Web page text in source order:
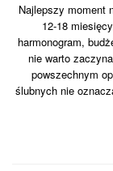
Najlepszy moment
12-18
harmonogram,
nie warto
powszechnym
ślubnych nie